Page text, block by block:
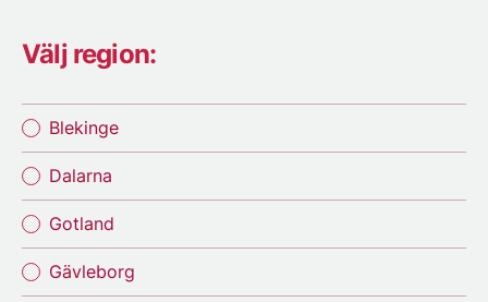
Välj region:
Blekinge
Dalarna
Gotland
Gävleborg